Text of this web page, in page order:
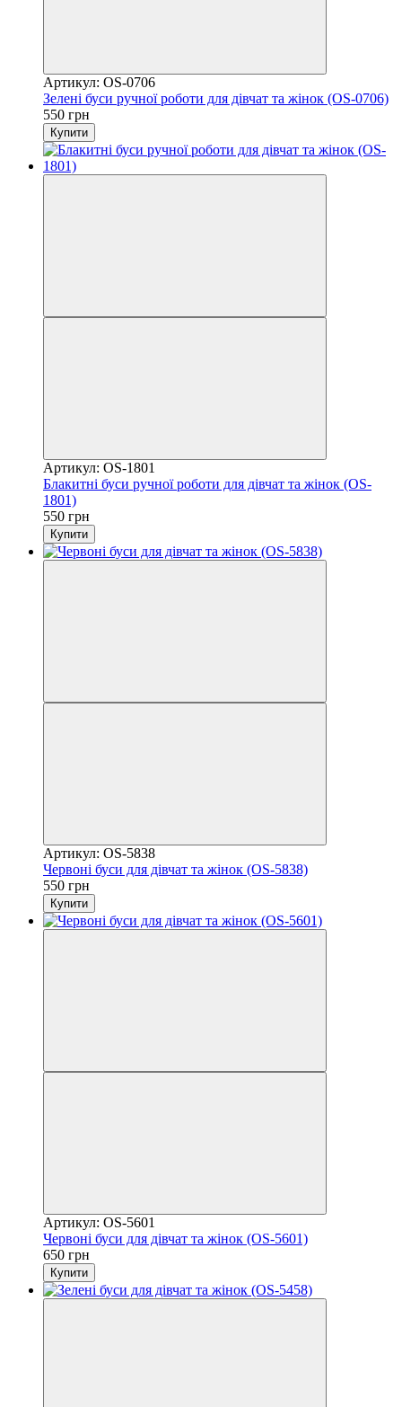
Артикул: OS-0706
Зелені буси ручної роботи для дівчат та жінок (OS-0706)
550 грн
Купити
Артикул: OS-1801
Блакитні буси ручної роботи для дівчат та жінок (OS-
1801)
550 грн
Купити
Артикул: OS-5838
Червоні буси для дівчат та жінок (OS-5838)
550 грн
Купити
Артикул: OS-5601
Червоні буси для дівчат та жінок (OS-5601)
650 грн
Купити